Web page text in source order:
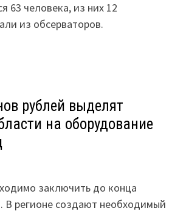
63 человека, из них 12
из обсерваторов.
рублей выделят
на оборудование
заключить до конца
В регионе создают необходимый